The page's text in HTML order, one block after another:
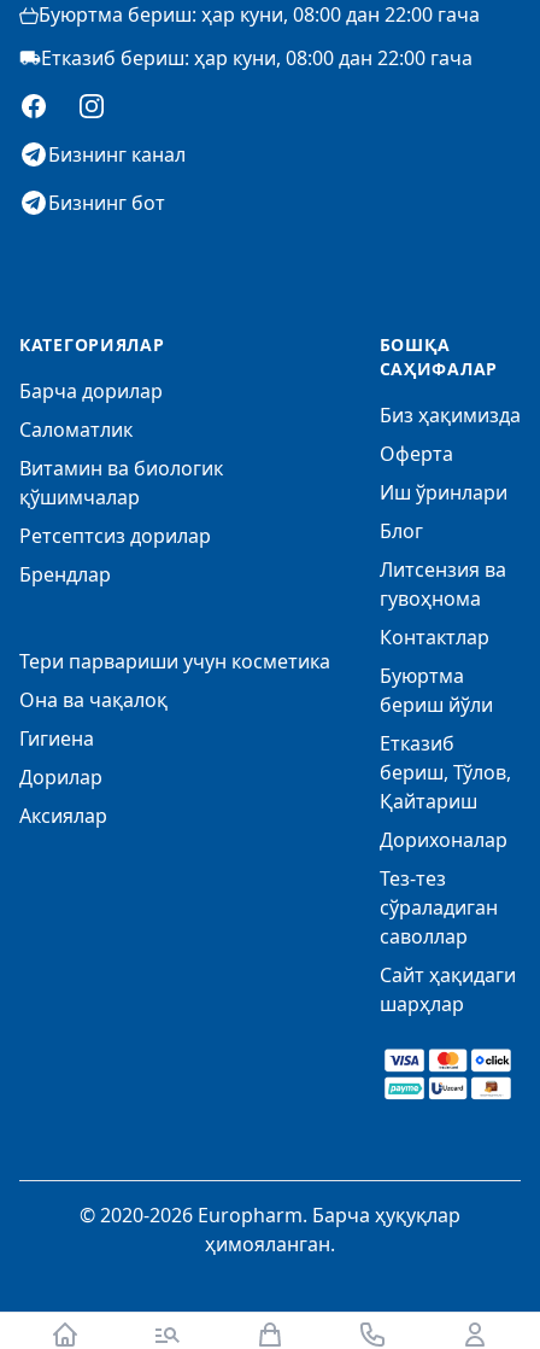
Буюртма бериш: ҳар куни, 08:00 дан 22:00 гача
Етказиб бериш: ҳар куни, 08:00 дан 22:00 гача
FacebookInstagram
Бизнинг канал
Бизнинг бот
КАТЕГОРИЯЛАР
Барча дорилар
Саломатлик
Витамин ва биологик
қўшимчалар
Ретсептсиз дорилар
Брендлар
Тери парвариши учун косметика
Она ва чақалоқ
Гигиена
Дорилар
Аксиялар
БОШҚА
САҲИФАЛАР
Биз ҳақимизда
Оферта
Иш ўринлари
Блог
Литсензия ва
гувоҳнома
Контактлар
Буюртма
бериш йўли
Етказиб
бериш, Тўлов,
Қайтариш
Дорихоналар
Тез-тез
сўраладиган
саволлар
Сайт ҳақидаги
шарҳлар
© 2020-2026 Europharm. Барча ҳуқуқлар
ҳимояланган.